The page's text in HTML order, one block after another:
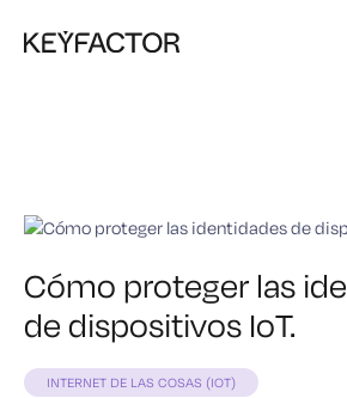
Cómo proteger las
de dispositivos IoT.
INTERNET DE LAS COSAS (IOT)